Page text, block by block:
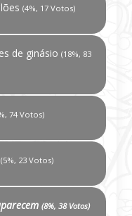
(4%, 17 Votos)
de ginásio (18%, 83
74 Votos)
(5%, 23 Votos)
(8%, 38 Votos)